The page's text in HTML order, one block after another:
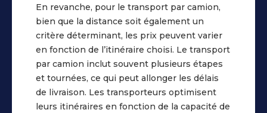
Confirmation
du
jour
de
l’enlèvement
du
véhicule
:
manutention
des
véhicules.
Déroulement
du
transport
En revanche, pour le transport par camion,
bien que la distance soit également un
critère déterminant, les prix peuvent varier
en fonction de l’itinéraire choisi. Le transport
par camion inclut souvent plusieurs étapes
et tournées, ce qui peut allonger les délais
de livraison. Les transporteurs optimisent
leurs itinéraires en fonction de la capacité de